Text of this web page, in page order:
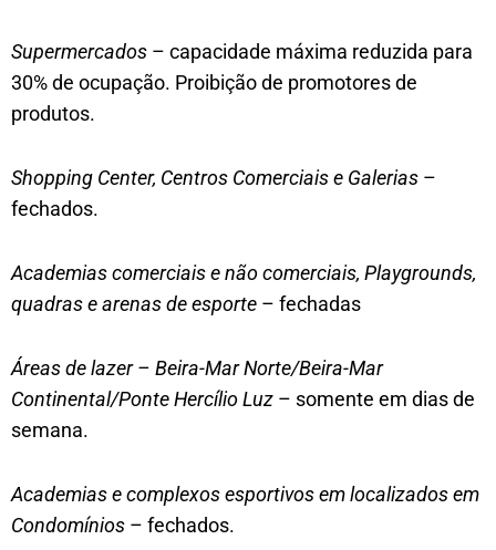
Supermercados – capacidade máxima reduzida para
30% de ocupação. Proibição de promotores de
produtos.
Shopping Center, Centros Comerciais e Galerias –
fechados.
Academias comerciais e não comerciais, Playgrounds,
quadras e arenas de esporte – fechadas
Áreas de lazer – Beira-Mar Norte/Beira-Mar
Continental/Ponte Hercílio Luz – somente em dias de
semana.
Academias e complexos esportivos em localizados em
Condomínios – fechados.